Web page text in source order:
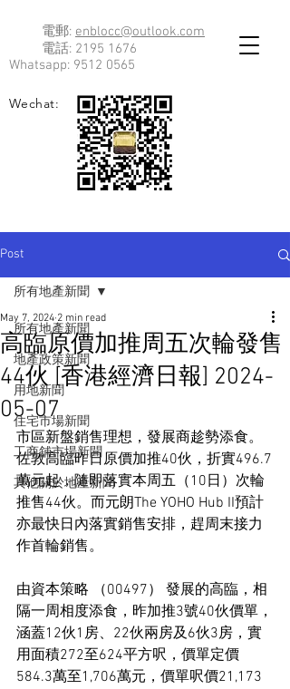
電郵: enblocc@outlook.com
電話: 2195 1676
Whatsapp: 9512 0565
Wechat:
Post
所有地產新聞
地產政策新聞
用地新聞
住宅市場新聞
工商舖市場新聞
其他關於地產新聞
所有地產新聞
高臨原價加推周五次輪發售
44伙 [香港經濟日報] 2024-
05-07
May 7, 2024 2 min read
市區新盤銷售理想，發展商趁勢添食。
佐敦高臨昨日原價加推40伙，折實496.7
萬元起，隨即落實本周五（10日）次輪
推售44伙。而元朗The YOHO Hub II預計
亦最快日內落實銷售安排，趕周末接力
作首輪銷售。
由資本策略 （00497） 發展的高臨，相
隔一周相度添食，昨加推3號40伙價單，
涵蓋12伙1房、22伙兩房及6伙3房，實
用面積272至624平方呎，價單定價
584.3萬至1,706萬元，價單呎價21,173